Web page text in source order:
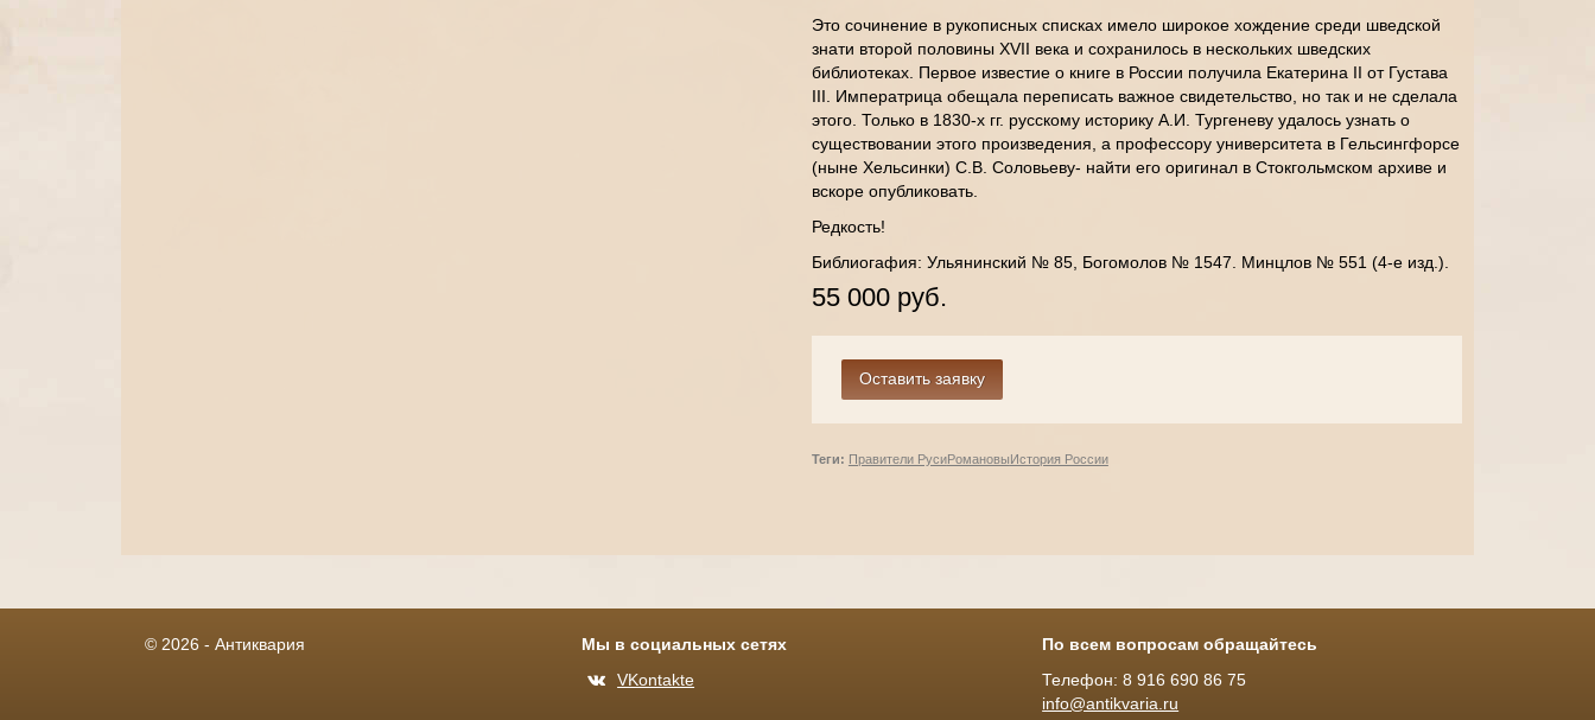
Это сочинение в рукописных списках имело широкое хождение среди шведской
знати второй половины XVII века и сохранилось в нескольких шведских
библиотеках. Первое известие о книге в России получила Екатерина II от Густава
III. Императрица обещала переписать важное свидетельство, но так и не сделала
этого. Только в 1830-х гг. русскому историку А.И. Тургеневу удалось узнать о
существовании этого произведения, а профессору университета в Гельсингфорсе
(ныне Хельсинки) С.В. Соловьеву- найти его оригинал в Стокгольмском архиве и
вскоре опубликовать.
Редкость!
Библиогафия: Ульянинский № 85, Богомолов № 1547. Минцлов № 551 (4-е изд.).
55 000 руб.
Теги: Правители РусиРомановыИстория России
© 2026 - Антиквария
Мы в социальных сетях
VKontakte
По всем вопросам обращайтесь
Телефон: 8 916 690 86 75
info@antikvaria.ru